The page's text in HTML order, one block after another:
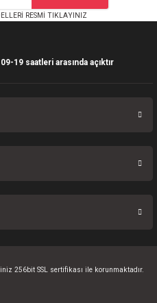
19 saatleri arasında açıktır
256bit SSL sertifikası ile korunmaktadır.